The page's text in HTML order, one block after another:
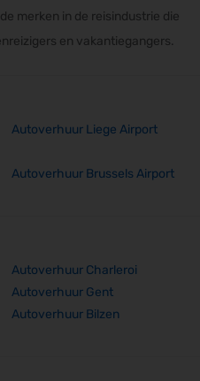
merken in de reisindustrie die
en vakantiegangers.
Autoverhuur Liege Airport
Autoverhuur Brussels Airport
Autoverhuur Charleroi
Autoverhuur Gent
Autoverhuur Bilzen